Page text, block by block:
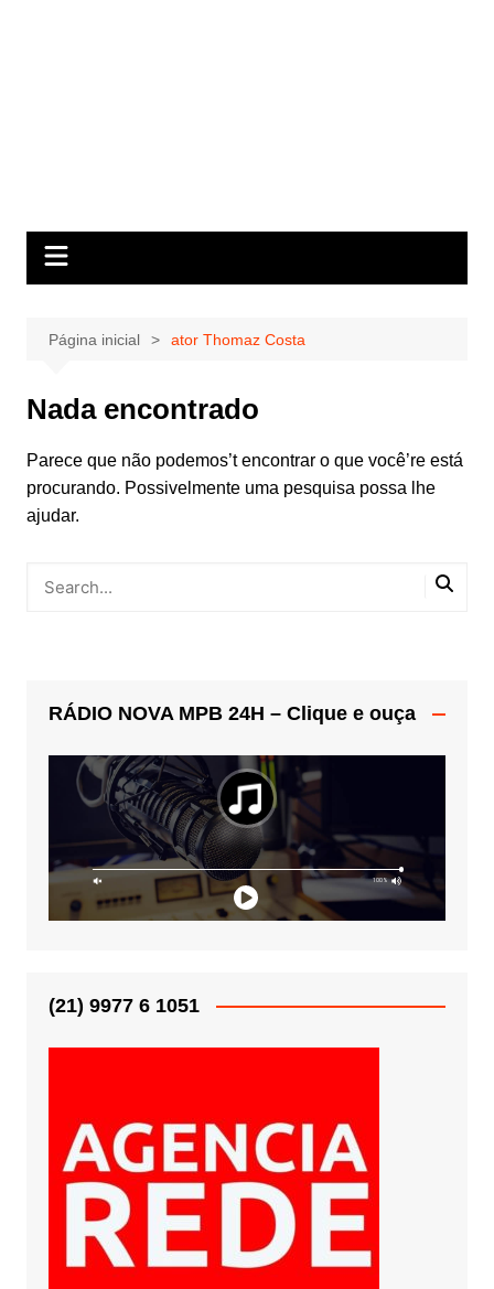
Página inicial ator Thomaz Costa
Nada encontrado
Parece que não podemos’t encontrar o que você’re está
procurando. Possivelmente uma pesquisa possa lhe
ajudar.
RÁDIO NOVA MPB 24H – Clique e ouça
(21) 9977 6 1051